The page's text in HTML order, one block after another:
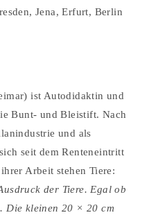
Jena, Erfurt, Berlin
ist Autodidaktin und
Bunt- und Bleistift. Nach
und als
seit dem Renteneintritt
Arbeit stehen Tiere:
der Tiere. Egal ob
Die kleinen 20 × 20 cm